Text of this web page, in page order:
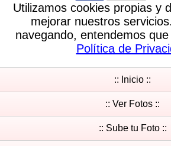
Utilizamos cookies propias y
mejorar nuestros
navegando, entendemos
Política de
:: Inicio ::
:: Ver Fotos ::
:: Sube tu Foto ::